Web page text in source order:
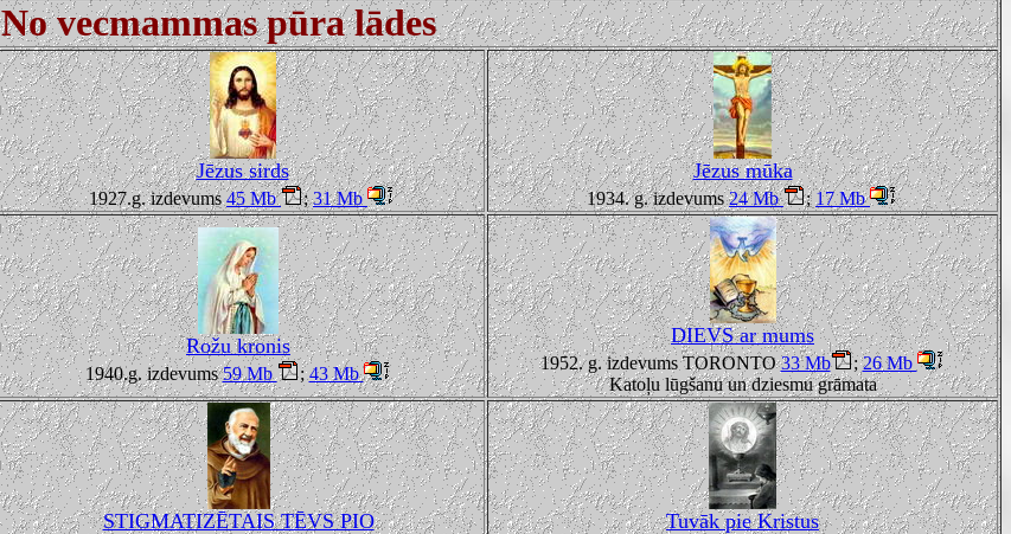
No vecmammas pūra lādes
Jēzus sirds
1927.g. izdevums45 Mb ;31 Mb
Jēzus mūka
1934. g. izdevums24 Mb ;17 Mb
Rožu kronis
1940.g. izdevums59 Mb ;43 Mb
DIEVS ar mums
1952. g. izdevums TORONTO33 Mb ;26 Mb
Katoļu lūgšanu un dziesmu grāmata
STIGMATIZĒTAIS TĒVS PIO Tuvāk pie Kristus